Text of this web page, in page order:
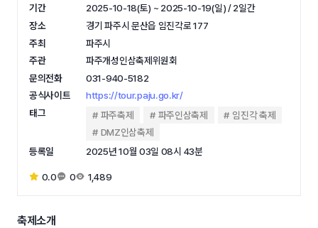
기간
2025-10-18(토) ~ 2025-10-19(일) / 2일간
장소
경기 파주시 문산읍 임진각로 177
주최
파주시
주관
파주개성인삼축제위원회
문의전화
031-940-5182
공식사이트
https://tour.paju.go.kr/
태그
파주축제 파주인삼축제
임진각 축제
DMZ인삼축제
등록일
2025년 10월 03일 08시 43분
0.0 0 1,489
축제소개